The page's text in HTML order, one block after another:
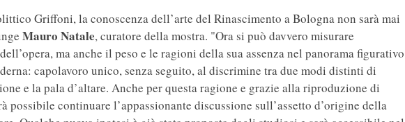
Griffoni, la conoscenza dell’arte del Rinascimento a Bologna non sarà mai
Mauro Natale, curatore della mostra. "Ora si può davvero misurare
ma anche il peso e le ragioni della sua assenza nel panorama figurativo
capolavoro unico, senza seguito, al discrimine tra due modi distinti di
e la pala d’altare. Anche per questa ragione e grazie alla riproduzione di
possibile continuare l’appassionante discussione sull’assetto d’origine della